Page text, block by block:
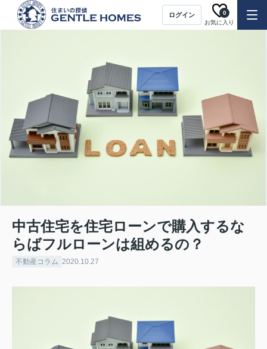
ログイン
お気に入り
0
中古住宅を住宅ローンで購入するな
らばフルローンは組めるの？
不動産コラム 2020.10.27